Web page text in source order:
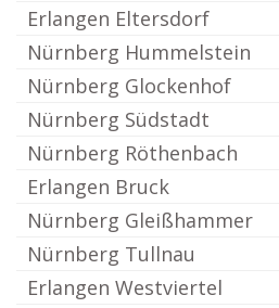
Erlangen Eltersdorf
Nürnberg Hummelstein
Nürnberg Glockenhof
Nürnberg Südstadt
Nürnberg Röthenbach
Erlangen Bruck
Nürnberg Gleißhammer
Nürnberg Tullnau
Erlangen Westviertel